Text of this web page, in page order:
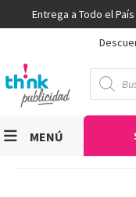
Entrega a Todo el País
de
MENÚ